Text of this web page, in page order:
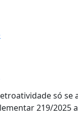
só se
219/2025